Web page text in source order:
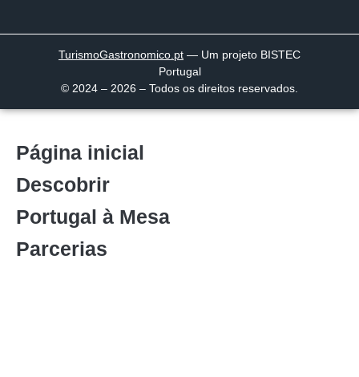
TurismoGastronomico .pt — Um projeto BISTEC
Portugal
© 2024 – 2026 – Todos os direitos reservados.
Página inicial
Descobrir
Portugal à Mesa
Parcerias